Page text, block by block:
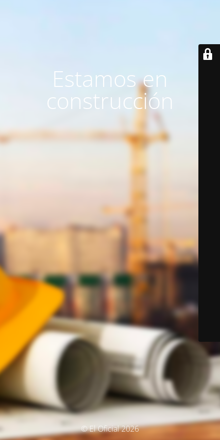
Estamos en
construcción
© El Oficial 2026